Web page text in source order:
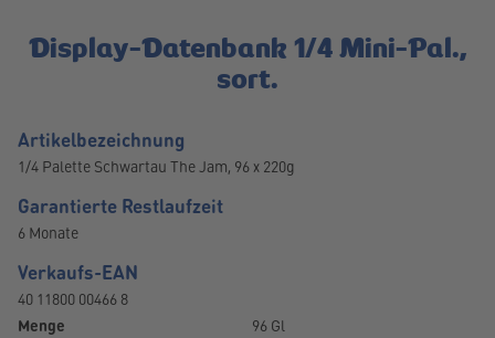
Display-Datenbank 1/4 Mini-Pal.,
sort.
Artikelbezeichnung
1/4 Palette Schwartau The Jam, 96 x 220g
Garantierte Restlaufzeit
6 Monate
Verkaufs-EAN
40 11800 00466 8
Menge
96 Gl